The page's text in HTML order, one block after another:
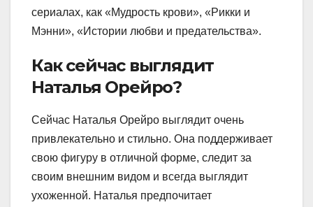
сериалах, как «Мудрость крови», «Рикки и
Мэнни», «Истории любви и предательства».
Как сейчас выглядит
Наталья Орейро?
Сейчас Наталья Орейро выглядит очень
привлекательно и стильно. Она поддерживает
свою фигуру в отличной форме, следит за
своим внешним видом и всегда выглядит
ухоженной. Наталья предпочитает